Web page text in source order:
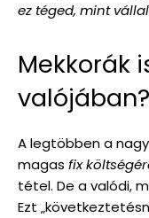
ez téged, mint
Mekkorák
valójában?
A legtöbben a
magas fix
tétel. De a valódi,
Ezt